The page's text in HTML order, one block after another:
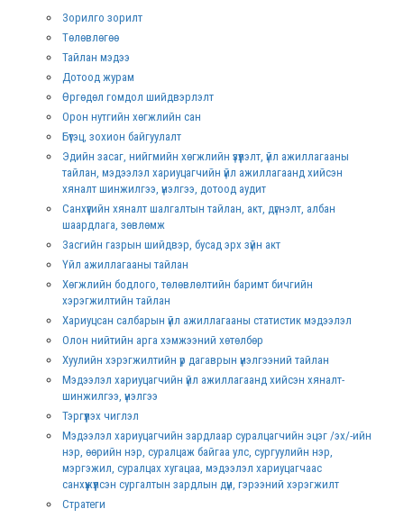
Зорилго зорилт
Төлөвлөгөө
Тайлан мэдээ
Дотоод журам
Өргөдөл гомдол шийдвэрлэлт
Орон нутгийн хөгжлийн сан
Бүтэц, зохион байгуулалт
Эдийн засаг, нийгмийн хөгжлийн үзүүлэлт, үйл ажиллагааны
тайлан, мэдээлэл хариуцагчийн үйл ажиллагаанд хийсэн
хяналт шинжилгээ, үнэлгээ, дотоод аудит
Санхүүгийн хяналт шалгалтын тайлан, акт, дүгнэлт, албан
шаардлага, зөвлөмж
Засгийн газрын шийдвэр, бусад эрх зүйн акт
Үйл ажиллагааны тайлан
Хөгжлийн бодлого, төлөвлөлтийн баримт бичгийн
хэрэгжилтийн тайлан
Хариуцсан салбарын үйл ажиллагааны статистик мэдээлэл
Олон нийтийн арга хэмжээний хөтөлбөр
Хуулийн хэрэгжилтийн үр дагаврын үнэлгээний тайлан
Мэдээлэл хариуцагчийн үйл ажиллагаанд хийсэн хяналт-
шинжилгээ, үнэлгээ
Тэргүүлэх чиглэл
Мэдээлэл хариуцагчийн зардлаар суралцагчийн эцэг /эх/-ийн
нэр, өөрийн нэр, суралцаж байгаа улс, сургуулийн нэр,
мэргэжил, суралцах хугацаа, мэдээлэл хариуцагчаас
санхүүжүүлсэн сургалтын зардлын дүн, гэрээний хэрэгжилт
Стратеги